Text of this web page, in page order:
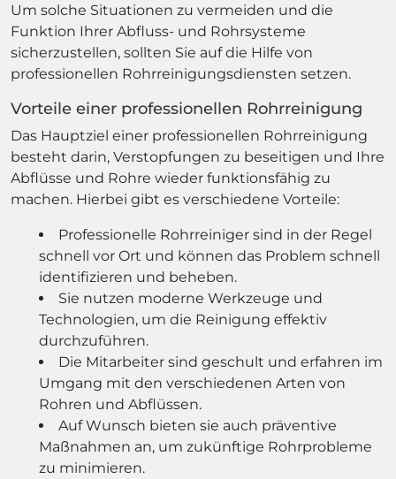
Um solche Situationen zu vermeiden und die
Funktion Ihrer Abfluss- und Rohrsysteme
sicherzustellen, sollten Sie auf die Hilfe von
professionellen Rohrreinigungsdiensten setzen.
Vorteile einer professionellen Rohrreinigung
Das Hauptziel einer professionellen Rohrreinigung
besteht darin, Verstopfungen zu beseitigen und Ihre
Abflüsse und Rohre wieder funktionsfähig zu
machen. Hierbei gibt es verschiedene Vorteile:
Professionelle Rohrreiniger sind in der Regel
schnell vor Ort und können das Problem schnell
identifizieren und beheben.
Sie nutzen moderne Werkzeuge und
Technologien, um die Reinigung effektiv
durchzuführen.
Die Mitarbeiter sind geschult und erfahren im
Umgang mit den verschiedenen Arten von
Rohren und Abflüssen.
Auf Wunsch bieten sie auch präventive
Maßnahmen an, um zukünftige Rohrprobleme
zu minimieren.